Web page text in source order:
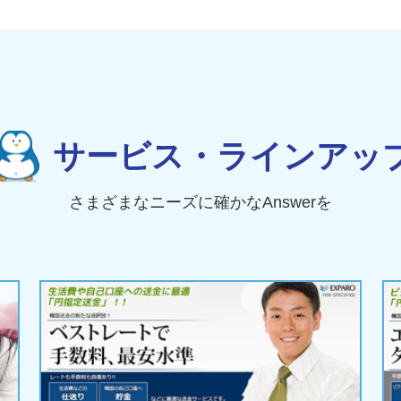
サービス・ラインアッ
さまざまなニーズに確かなAnswerを